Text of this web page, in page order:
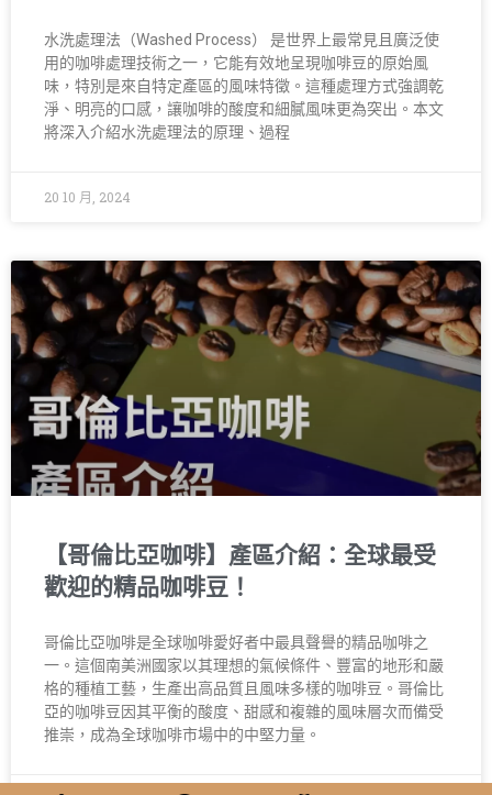
水洗處理法（Washed Process） 是世界上最常見且廣泛使
用的咖啡處理技術之一，它能有效地呈現咖啡豆的原始風
味，特別是來自特定產區的風味特徵。這種處理方式強調乾
淨、明亮的口感，讓咖啡的酸度和細膩風味更為突出。本文
將深入介紹水洗處理法的原理、過程
20 10 月, 2024
【哥倫比亞咖啡】產區介紹：全球最受
歡迎的精品咖啡豆！
哥倫比亞咖啡是全球咖啡愛好者中最具聲譽的精品咖啡之
一。這個南美洲國家以其理想的氣候條件、豐富的地形和嚴
格的種植工藝，生產出高品質且風味多樣的咖啡豆。哥倫比
亞的咖啡豆因其平衡的酸度、甜感和複雜的風味層次而備受
推崇，成為全球咖啡市場中的中堅力量。